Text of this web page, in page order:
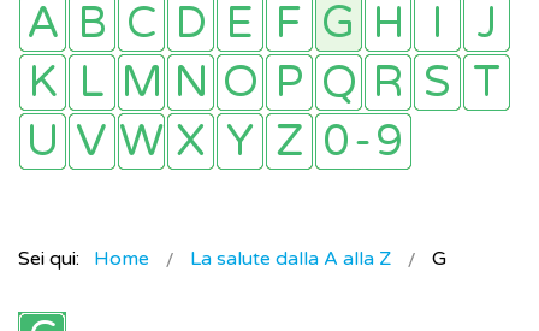
Sei qui: Home La salute dalla A alla Z G